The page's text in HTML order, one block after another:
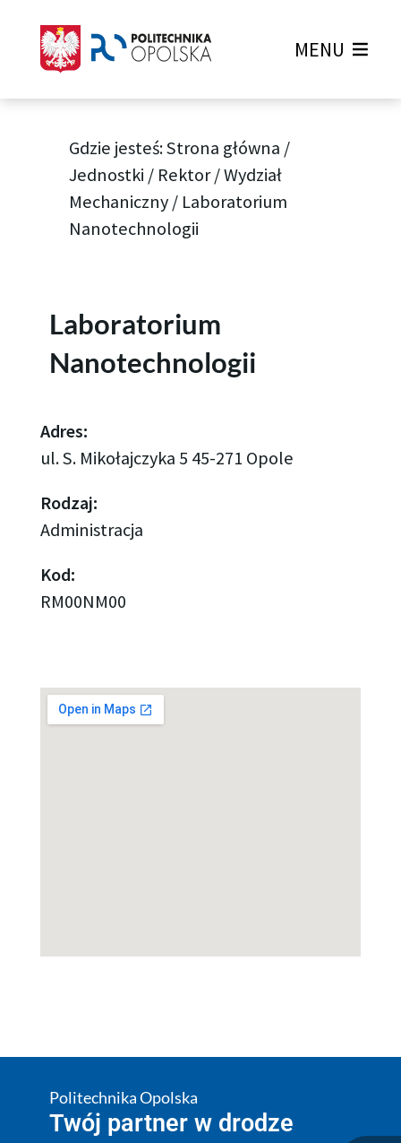
MENU
Gdzie jesteś:Strona główna /
Jednostki / Rektor/Wydział
Mechaniczny/ Laboratorium
Nanotechnologii
Laboratorium
Nanotechnologii
Adres:
ul. S. Mikołajczyka 5 45-271 Opole
Rodzaj:
Administracja
Kod:
RM00NM00
Politechnika Opolska
Twój partner w drodze